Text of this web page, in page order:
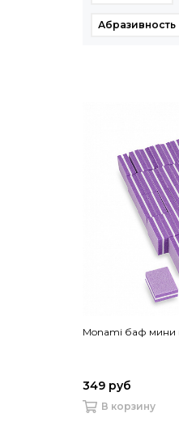
Абразивность
Monami баф мини
349 руб
В корзину